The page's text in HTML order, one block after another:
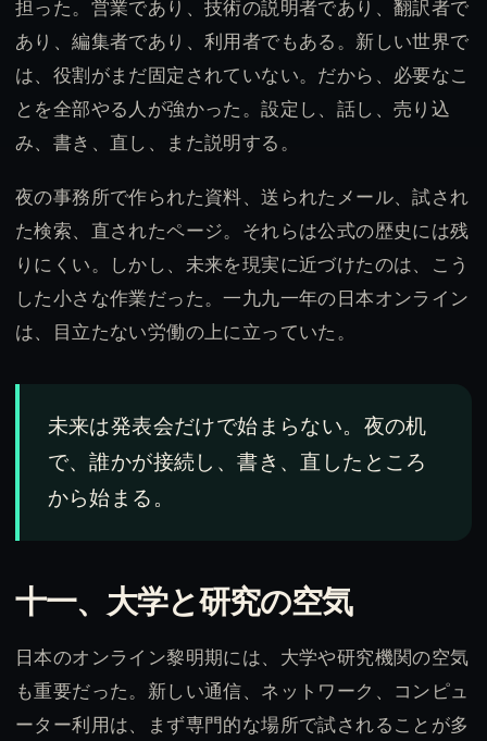
担った。営業であり、技術の説明者であり、翻訳者で
あり、編集者であり、利用者でもある。新しい世界で
は、役割がまだ固定されていない。だから、必要なこ
とを全部やる人が強かった。設定し、話し、売り込
み、書き、直し、また説明する。
夜の事務所で作られた資料、送られたメール、試され
た検索、直されたページ。それらは公式の歴史には残
りにくい。しかし、未来を現実に近づけたのは、こう
した小さな作業だった。一九九一年の日本オンライン
は、目立たない労働の上に立っていた。
未来は発表会だけで始まらない。夜の机
で、誰かが接続し、書き、直したところ
から始まる。
十一、大学と研究の空気
日本のオンライン黎明期には、大学や研究機関の空気
も重要だった。新しい通信、ネットワーク、コンピュ
ーター利用は、まず専門的な場所で試されることが多